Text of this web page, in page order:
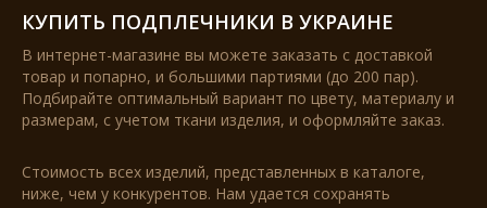
КУПИТЬ ПОДПЛЕЧНИКИ В УКРАИНЕ
В интернет-магазине вы можете заказать с доставкой
товар и попарно, и большими партиями (до 200 пар).
Подбирайте оптимальный вариант по цвету, материалу и
размерам, с учетом ткани изделия, и оформляйте заказ.
Стоимость всех изделий, представленных в каталоге,
ниже, чем у конкурентов. Нам удается сохранять